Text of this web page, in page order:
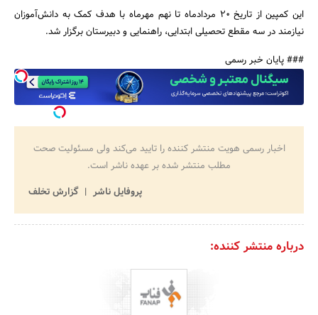
این کمپین از تاریخ 20 مردادماه تا نهم مهرماه با هدف کمک به دانش‌آموزان
نیازمند در سه مقطع تحصیلی ابتدایی، راهنمایی و دبیرستان برگزار شد.
### پایان خبر رسمی
اخبار رسمی هویت منتشر کننده را تایید می‌کند ولی مسئولیت صحت
مطلب منتشر شده بر عهده ناشر است.
پروفایل ناشر
گزارش تخلف
درباره منتشر کننده: